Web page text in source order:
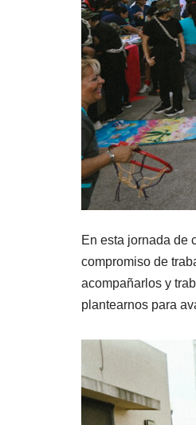
En esta jornada de
compromiso de
acompañarlos y
plantearnos para